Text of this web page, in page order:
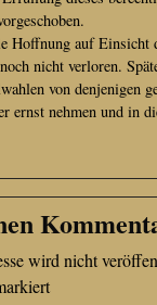
Hoffnung auf Einsicht
nicht verloren.
von denjenigen
ernst nehmen und in
wird nicht